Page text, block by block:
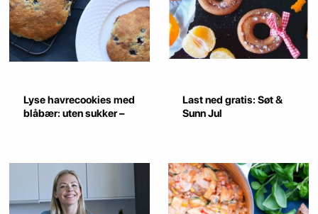
Lyse havrecookies med
blåbær: uten sukker –
Last ned gratis: Søt &
Sunn Jul